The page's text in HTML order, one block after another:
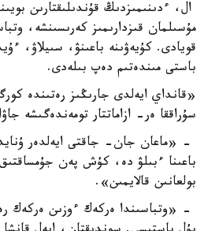
ال، ءدىنىمىزدىڭ قۇندىلىقتارىن
مۇسىلمان قىزدارىمىز كەرىسىنشە،
قويادى. كۇيەۋىنە باعىنۋ، سىيلاۋ،
باستى مىندەتىم دەپ بىلەدى.
«قانداي ايەلدى جارىڭىز رەتىندە
سۇراققا ەر- ازاماتتار تومەندەگىشە
- «ماعان جان- جاقتى ايەلدەر
باعىنا ءبىلۋ دە، كۇش پەن
بولعانىن قالايمىن».
- «وتباسىندا ەركەك ءوزىن ەركەك